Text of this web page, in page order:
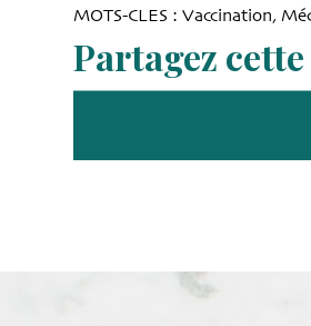
MOTS-CLES : Vaccination,
Partagez